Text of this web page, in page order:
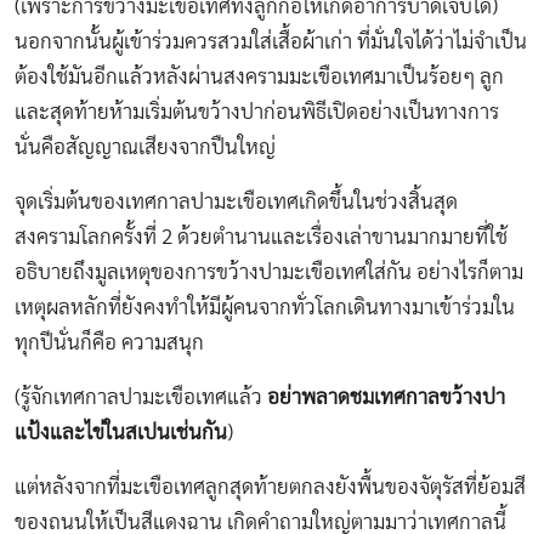
(เพราะการขว้างมะเขือเทศทั้งลูกก่อให้เกิดอาการบาดเจ็บได้)
นอกจากนั้นผู้เข้าร่วมควรสวมใส่เสื้อผ้าเก่า ที่มั่นใจได้ว่าไม่จำเป็น
ต้องใช้มันอีกแล้วหลังผ่านสงครามมะเขือเทศมาเป็นร้อยๆ ลูก
และสุดท้ายห้ามเริ่มต้นขว้างปาก่อนพิธีเปิดอย่างเป็นทางการ
นั่นคือสัญญาณเสียงจากปืนใหญ่
จุดเริ่มต้นของเทศกาลปามะเขือเทศเกิดขึ้นในช่วงสิ้นสุด
สงครามโลกครั้งที่ 2 ด้วยตำนานและเรื่องเล่าขานมากมายที่ใช้
อธิบายถึงมูลเหตุของการขว้างปามะเขือเทศใส่กัน อย่างไรก็ตาม
เหตุผลหลักที่ยังคงทำให้มีผู้คนจากทั่วโลกเดินทางมาเข้าร่วมใน
ทุกปีนั่นก็คือ ความสนุก
(รู้จักเทศกาลปามะเขือเทศแล้ว อย่าพลาดชมเทศกาลขว้างปา
แป้งและไข่ในสเปนเช่นกัน)
แต่หลังจากที่มะเขือเทศลูกสุดท้ายตกลงยังพื้นของจัตุรัสที่ย้อมสี
ของถนนให้เป็นสีแดงฉาน เกิดคำถามใหญ่ตามมาว่าเทศกาลนี้